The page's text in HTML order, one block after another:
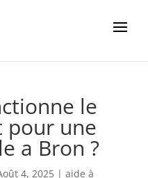
le
pour une
a Bron ?
4, 2025| aide à